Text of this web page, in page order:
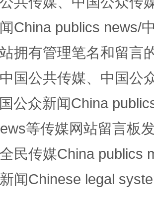
”王建安的艺术幻境
制助力责任有效落实 一纸欠
China publics news/
拥有管理笔名和留言
国公共传媒、中国公
公众新闻China
等传媒网站留言板
民传媒China publics
闻Chinese legal